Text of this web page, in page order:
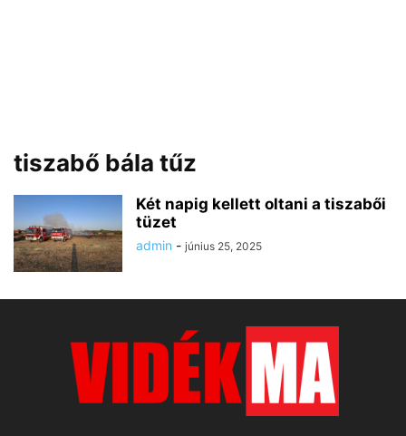
tiszabő bála tűz
Két napig kellett oltani a tiszabői
tüzet
admin - június 25, 2025